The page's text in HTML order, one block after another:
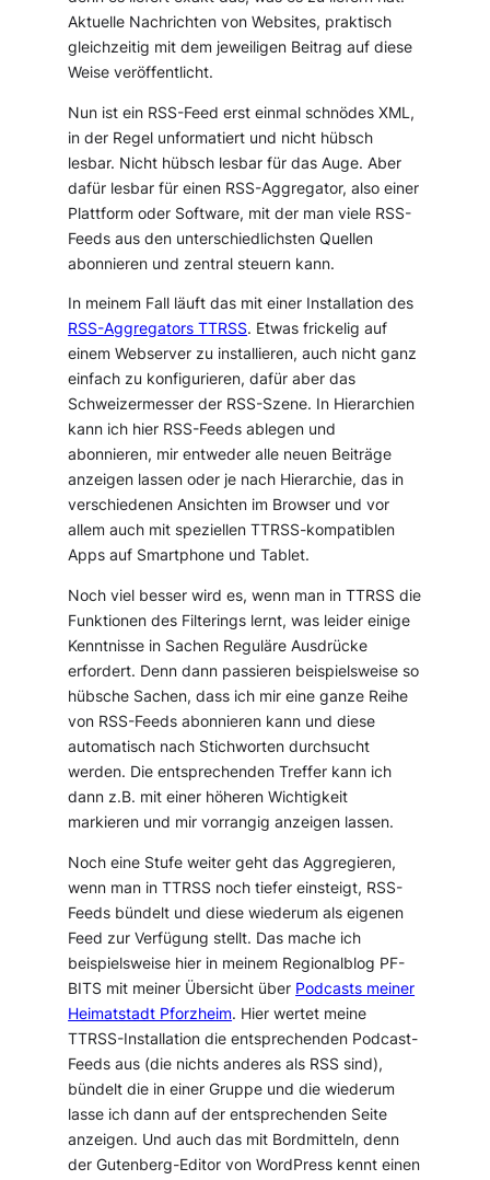
Aktuelle Nachrichten von Websites, praktisch
gleichzeitig mit dem jeweiligen Beitrag auf diese
Weise veröffentlicht.
Nun ist ein RSS-Feed erst einmal schnödes XML,
in der Regel unformatiert und nicht hübsch
lesbar. Nicht hübsch lesbar für das Auge. Aber
dafür lesbar für einen RSS-Aggregator, also einer
Plattform oder Software, mit der man viele RSS-
Feeds aus den unterschiedlichsten Quellen
abonnieren und zentral steuern kann.
In meinem Fall läuft das mit einer Installation des
RSS-Aggregators TTRSS. Etwas frickelig auf
einem Webserver zu installieren, auch nicht ganz
einfach zu konfigurieren, dafür aber das
Schweizermesser der RSS-Szene. In Hierarchien
kann ich hier RSS-Feeds ablegen und
abonnieren, mir entweder alle neuen Beiträge
anzeigen lassen oder je nach Hierarchie, das in
verschiedenen Ansichten im Browser und vor
allem auch mit speziellen TTRSS-kompatiblen
Apps auf Smartphone und Tablet.
Noch viel besser wird es, wenn man in TTRSS die
Funktionen des Filterings lernt, was leider einige
Kenntnisse in Sachen Reguläre Ausdrücke
erfordert. Denn dann passieren beispielsweise so
hübsche Sachen, dass ich mir eine ganze Reihe
von RSS-Feeds abonnieren kann und diese
automatisch nach Stichworten durchsucht
werden. Die entsprechenden Treffer kann ich
dann z.B. mit einer höheren Wichtigkeit
markieren und mir vorrangig anzeigen lassen.
Noch eine Stufe weiter geht das Aggregieren,
wenn man in TTRSS noch tiefer einsteigt, RSS-
Feeds bündelt und diese wiederum als eigenen
Feed zur Verfügung stellt. Das mache ich
beispielsweise hier in meinem Regionalblog PF-
BITS mit meiner Übersicht über Podcasts meiner
Heimatstadt Pforzheim. Hier wertet meine
TTRSS-Installation die entsprechenden Podcast-
Feeds aus (die nichts anderes als RSS sind),
bündelt die in einer Gruppe und die wiederum
lasse ich dann auf der entsprechenden Seite
anzeigen. Und auch das mit Bordmitteln, denn
der Gutenberg-Editor von WordPress kennt einen